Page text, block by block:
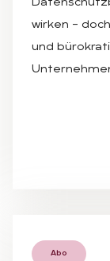
wirken –
und
Abo